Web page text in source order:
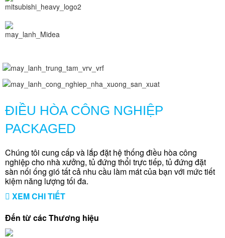
ĐIỀU HÒA CÔNG NGHIỆP
PACKAGED
Chúng tôi cung cấp và lắp đặt hệ thống điều hòa công
nghiệp cho nhà xưởng, tủ đứng thổi trực tiếp, tủ đứng đặt
sàn nối ống gió tất cả nhu cầu làm mát của bạn với mức tiết
kiệm năng lượng tối đa.
XEM CHI TIẾT
Đến từ các Thương hiệu